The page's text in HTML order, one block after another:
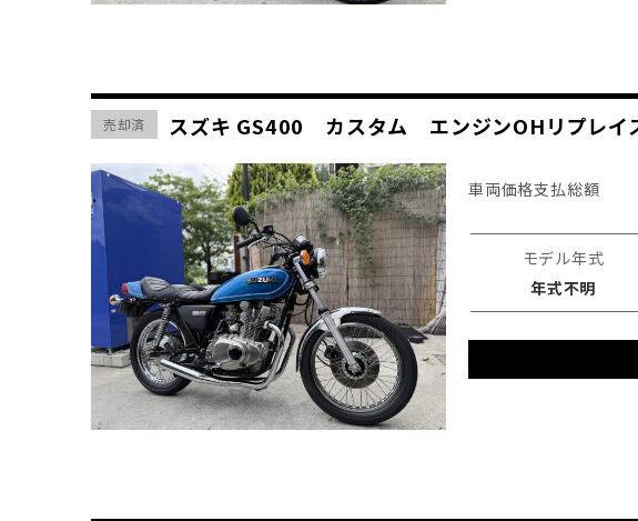
売却済 スズキ GS400 カスタム エンジンOHリプレ
車両価格支払総額
モデル年式
年式不明